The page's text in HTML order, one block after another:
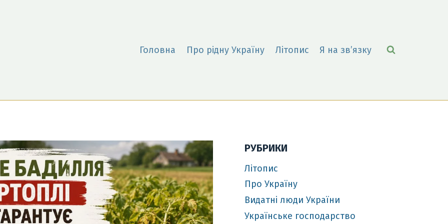
Головна
Про рідну Україну Літопис Я на зв’язку
РУБРИКИ
Літопис
Про Україну
Видатні люди України
Українське господарство